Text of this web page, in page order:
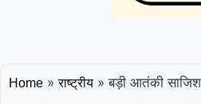
Home » राष्ट्रीय » बड़ी आतंकी